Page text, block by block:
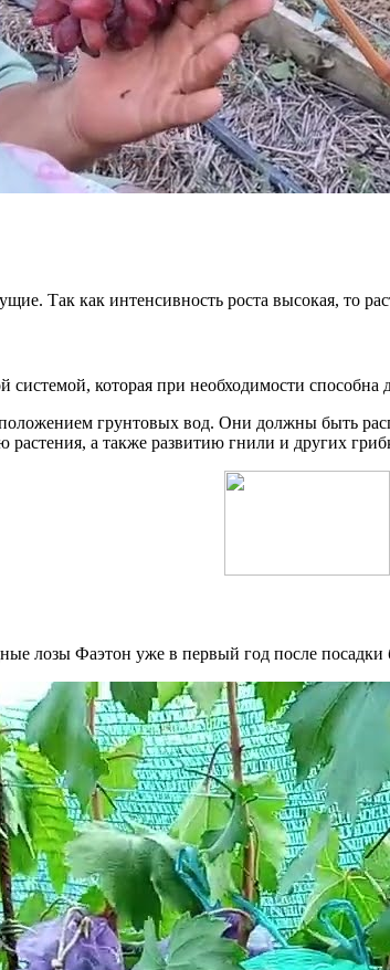
Так как интенсивность роста высокая, то
которая при необходимости способна
грунтовых вод. Они должны быть
а также развитию гнили и других
лозы Фаэтон уже в первый год после